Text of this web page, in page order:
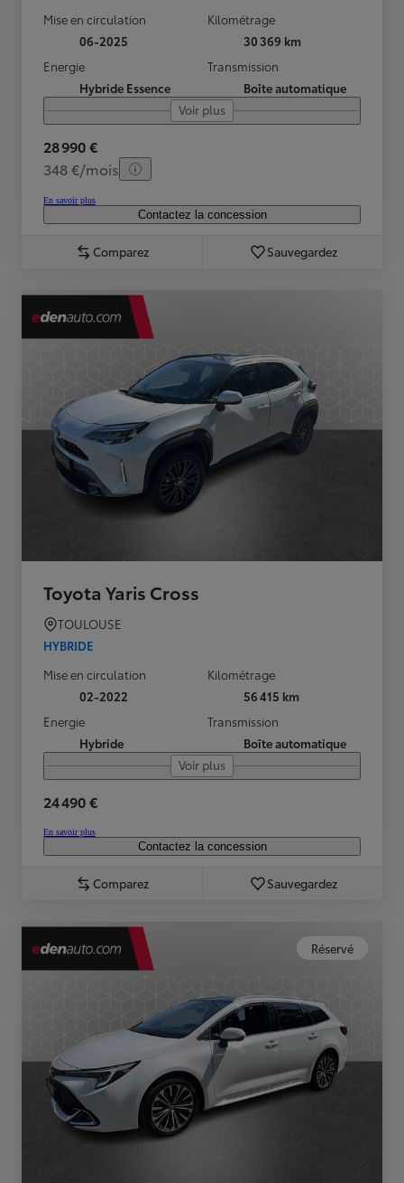
Mise en circulation
06-2025
Kilométrage
30 369 km
Energie
Hybride Essence
Transmission
Boîte automatique
Voir plus
28 990 €
348 €/mois
En savoir plus
Contactez la concession
Comparez Sauvegardez
Toyota Yaris Cross
TOULOUSE
HYBRIDE
Mise en circulation
02-2022
Kilométrage
56 415 km
Energie
Hybride
Transmission
Boîte automatique
Voir plus
24 490 €
En savoir plus
Contactez la concession
Comparez Sauvegardez
Réservé